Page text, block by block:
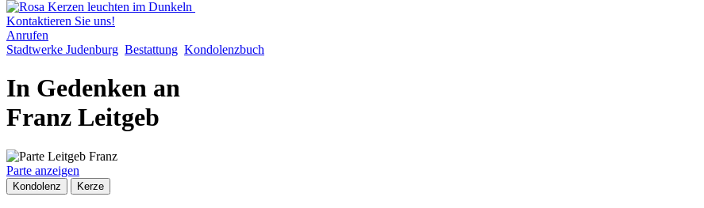
Kontaktieren Sie uns!
Anrufen
Stadtwerke Judenburg Bestattung Kondolenzbuch
In Gedenken an
Franz Leitgeb
Parte anzeigen
Kondolenz Kerze